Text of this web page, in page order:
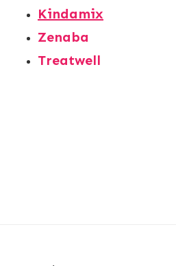
Kindamix
Zenaba
Treatwell